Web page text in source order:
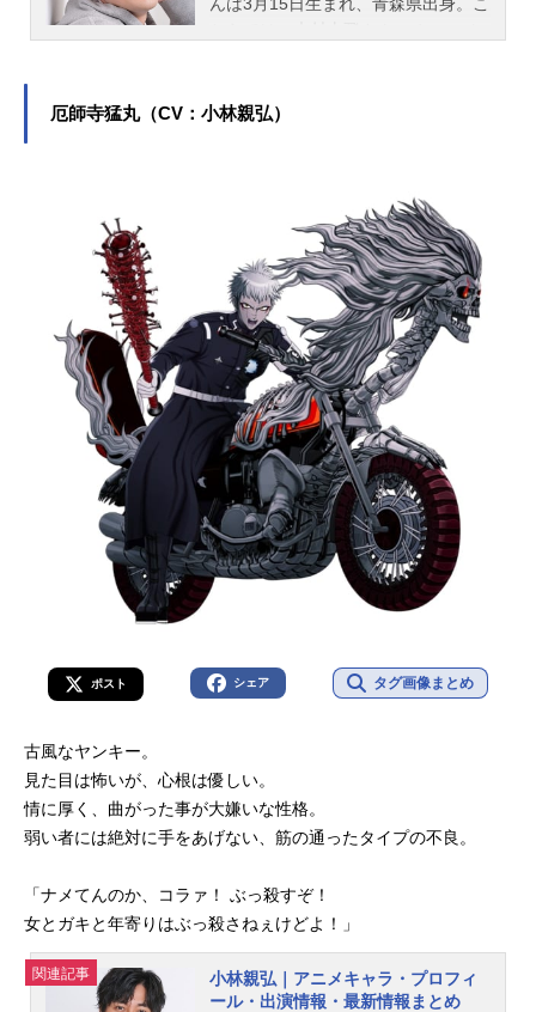
厄師寺猛丸（CV：小林親弘）
ポスト シェア タグ画像まとめ
古風なヤンキー。
見た目は怖いが、心根は優しい。
情に厚く、曲がった事が大嫌いな性格。
弱い者には絶対に手をあげない、筋の通ったタイプの不良。
「ナメてんのか、コラァ！ ぶっ殺すぞ！
女とガキと年寄りはぶっ殺さねぇけどよ！」
関連記事
小林親弘｜アニメキャラ・プロフィ
ール・出演情報・最新情報まとめ